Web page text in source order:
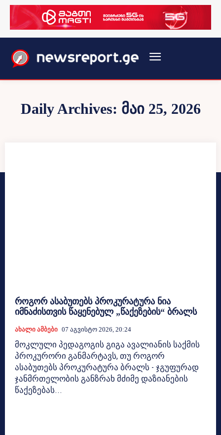
Daily Archives: მაი 25, 2026
როგორ ასაბუთებს პროკურატურა ნია
იმნაძისთვის წაყენებულ „წაქეზების“ ბრალს
Ახალი Ამბები 07 Აგვისტო 2026, 20:24
მოკლული პედაგოგის გიგა ავალიანის საქმის
პროკურორი განმარტავს, თუ როგორ
ასაბუთებს პროკურატურა ბრალს - ჯგუფურად
ჯანმრთელობის განზრახ მძიმე დაზიანების
წაქეზებას...